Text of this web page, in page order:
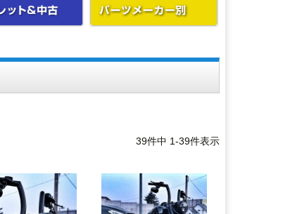
39件中 1-39件表示